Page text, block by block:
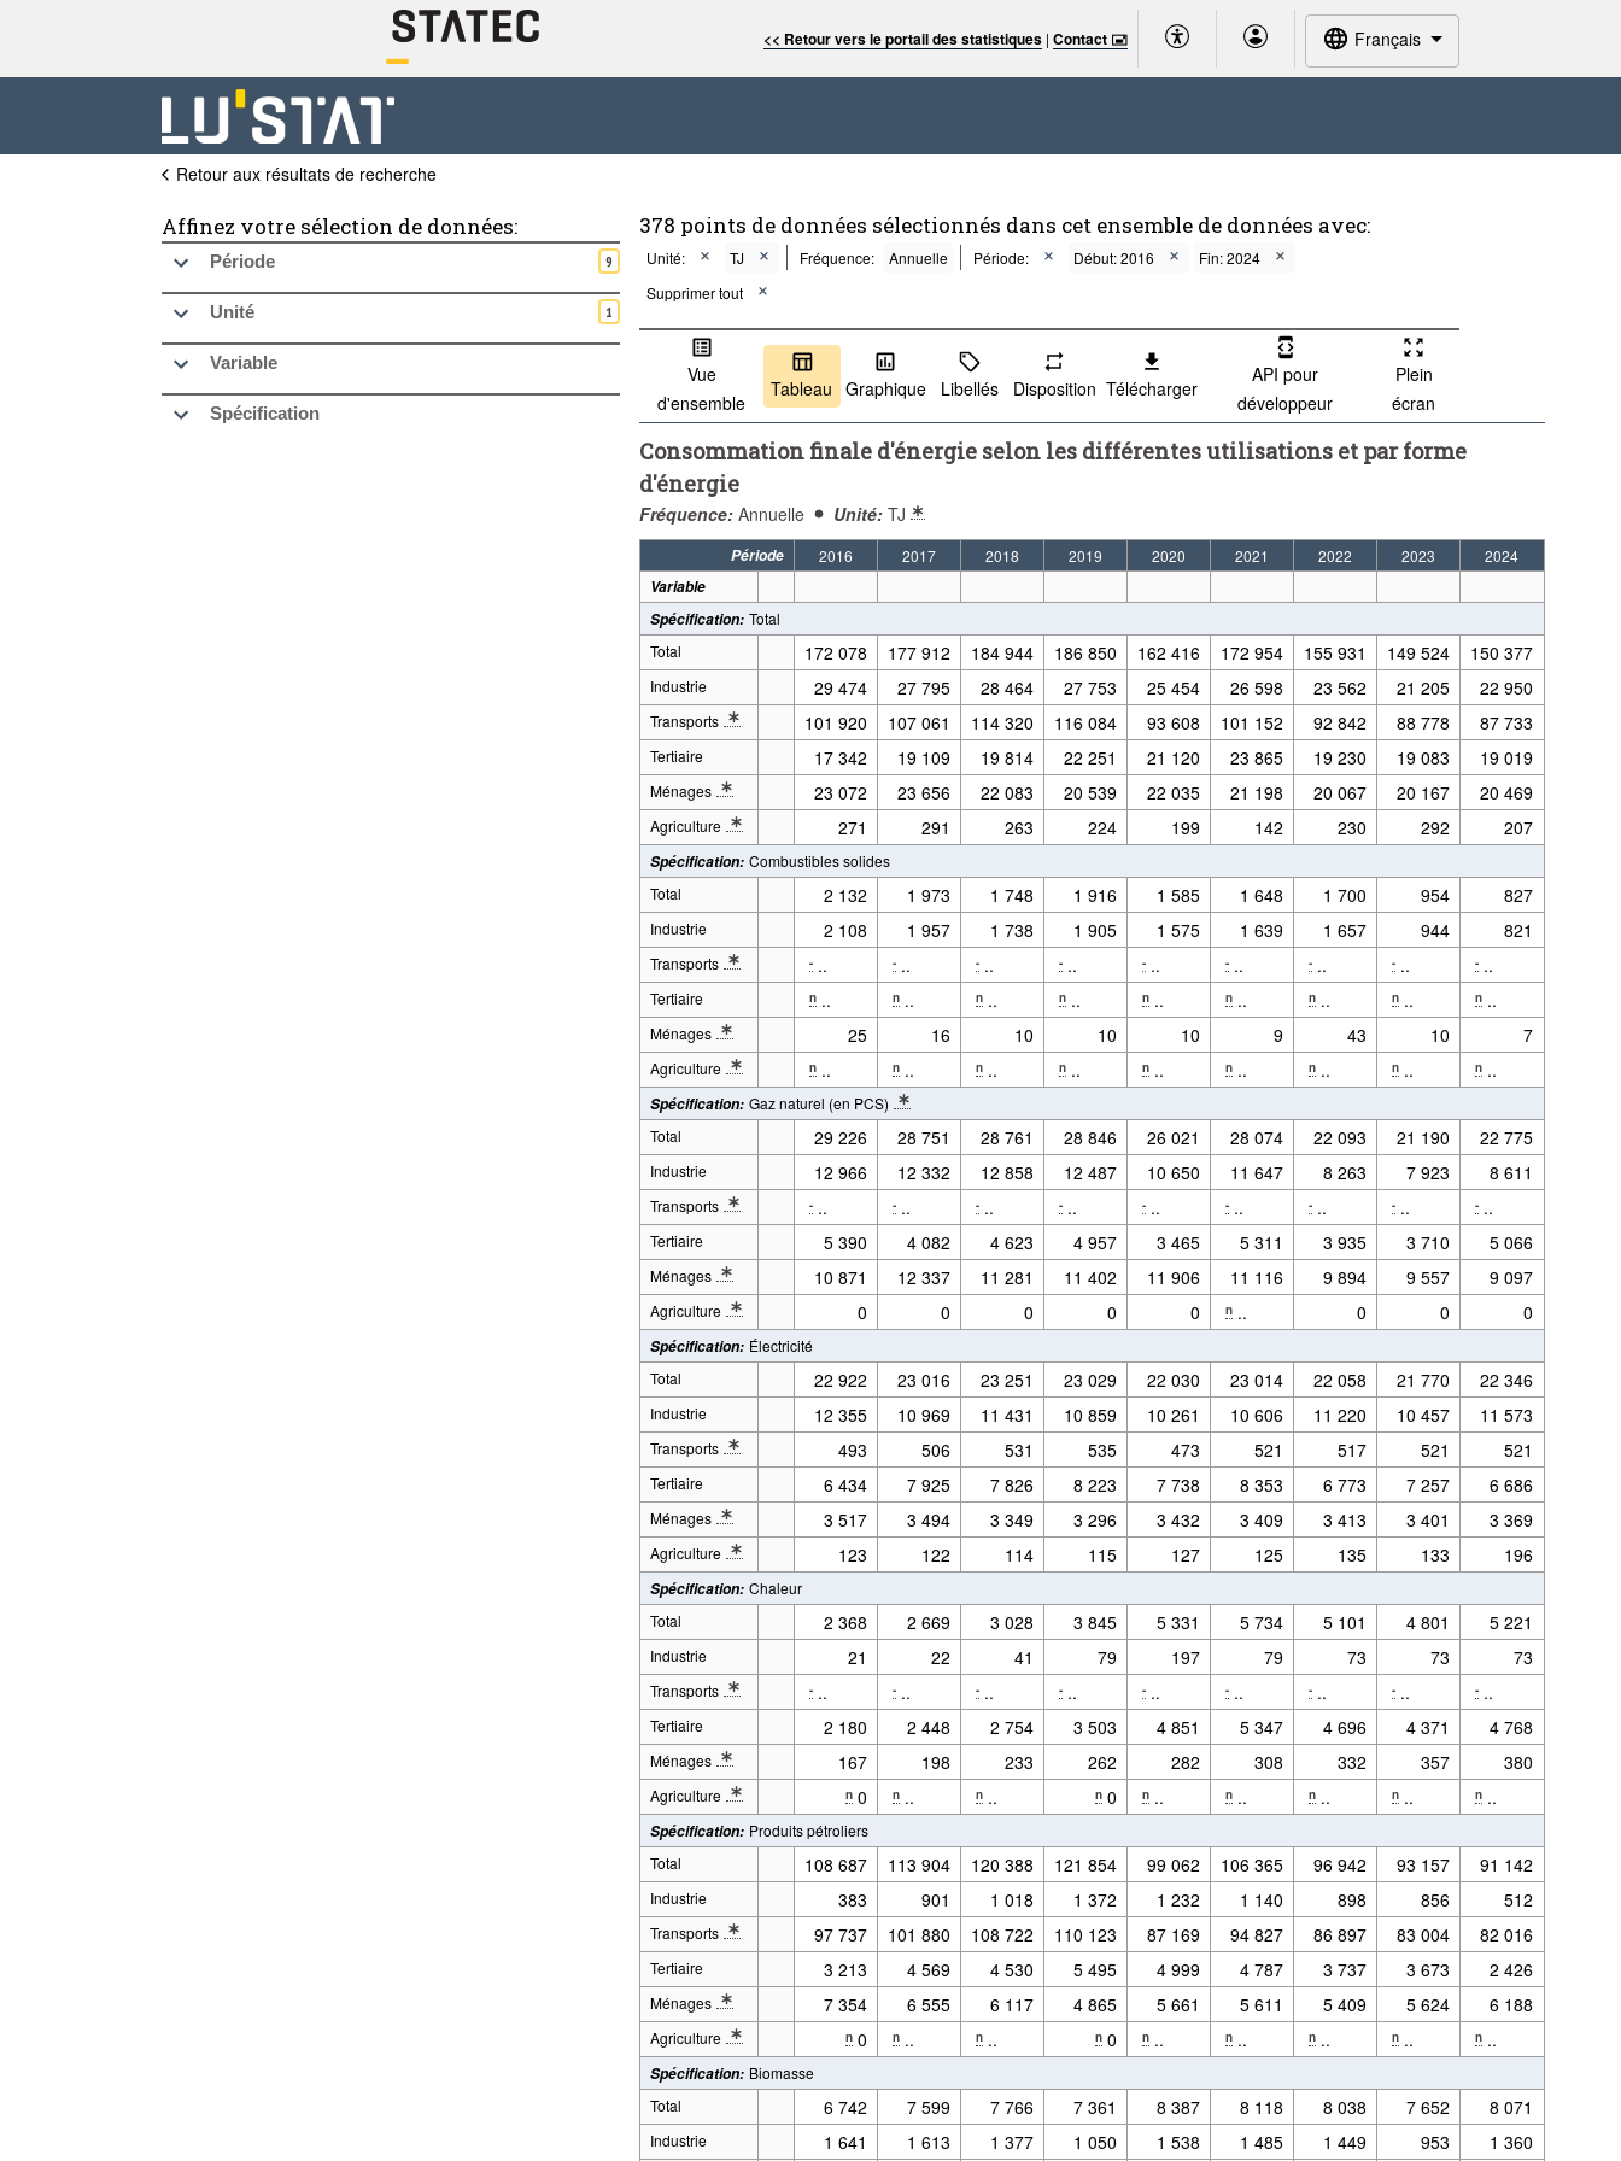
<< Retour vers le portail des statistiques |Contact 🖃 Français
Retour aux résultats de recherche
Affinez votre sélection de données:
Période 9
Unité 1
Variable
Spécification
378 points de données sélectionnés dans cet ensemble de données avec:
Unité: TJ Fréquence: Annuelle Période: Début: 2016
Fin: 2024
Supprimer tout
Vue
d'ensemble
Tableau Graphique Libellés Disposition Télécharger
API pour
développeur
Plein
écran
Consommation finale d'énergie selon les différentes utilisations et par forme
d'énergie
Fréquence: Annuelle Unité: TJ
Période 2016 2017 2018 2019 2020 2021 2022 2023
2024
Variable
Spécification: Total
Total
172 078 177 912 184 944 186 850 162 416 172 954 155 931 149 524 150 377
Industrie 29 474 27 795 28 464 27 753 25 454 26 598 23 562 21 205 22 950
Transports
* Note Variable 2: Y compris les ventes aux non-résidents (transit routier, tourisme à la pompe,…).
101 920 107 061 114 320 116 084 93 608 101 152 92 842 88 778 87 733
Tertiaire 17 342 19 109 19 814 22 251 21 120 23 865 19 230 19 083 19 019
Ménages
* Note Variable 2: Définitions: Ménage
23 072 23 656 22 083 20 539 22 035 21 198 20 067 20 167 20 469
Agriculture
* Note Variable 2: La distinction entre les produits pétroliers pour chauffage et pour transport n'est actuellement pas réalisable, ils ont été placé dans
271 291 263 224 199 142 230 292 207
Spécification: Combustibles solides
Total
2 132 1 973 1 748 1 916 1 585 1 648 1 700 954 827
Industrie 2 108 1 957 1 738 1 905 1 575 1 639 1 657 944 821
Transports
* Note Variable 2: Y compris les ventes aux non-résidents (transit routier, tourisme à la pompe,…).
- .. - .. - .. - .. - .. - .. - .. - .. - ..
Tertiaire n .. n .. n .. n .. n .. n .. n .. n .. n ..
Ménages
* Note Variable 2: Définitions: Ménage
25 16 10 10 10 9 43 10 7
Agriculture
* Note Variable 2: La distinction entre les produits pétroliers pour chauffage et pour transport n'est actuellement pas réalisable, ils ont été placé dans
n .. n .. n .. n .. n .. n .. n .. n .. n ..
Spécification: Gaz naturel (en PCS)
* Note spécification 2: PCS: Puissance calorifique supérieur. Définitions: Gaz naturel
Total
29 226 28 751 28 761 28 846 26 021 28 074 22 093 21 190 22 775
Industrie 12 966 12 332 12 858 12 487 10 650 11 647 8 263 7 923 8 611
Transports
* Note Variable 2: Y compris les ventes aux non-résidents (transit routier, tourisme à la pompe,…).
- .. - .. - .. - .. - .. - .. - .. - .. - ..
Tertiaire 5 390 4 082 4 623 4 957 3 465 5 311 3 935 3 710 5 066
Ménages
* Note Variable 2: Définitions: Ménage
10 871 12 337 11 281 11 402 11 906 11 116 9 894 9 557 9 097
Agriculture
* Note Variable 2: La distinction entre les produits pétroliers pour chauffage et pour transport n'est actuellement pas réalisable, ils ont été placé dans
0 0 0 0 0 n .. 0 0 0
Spécification: Électricité
Total
22 922 23 016 23 251 23 029 22 030 23 014 22 058 21 770 22 346
Industrie 12 355 10 969 11 431 10 859 10 261 10 606 11 220 10 457 11 573
Transports
* Note Variable 2: Y compris les ventes aux non-résidents (transit routier, tourisme à la pompe,…).
493 506 531 535 473 521 517 521 521
Tertiaire 6 434 7 925 7 826 8 223 7 738 8 353 6 773 7 257 6 686
Ménages
* Note Variable 2: Définitions: Ménage
3 517 3 494 3 349 3 296 3 432 3 409 3 413 3 401 3 369
Agriculture
* Note Variable 2: La distinction entre les produits pétroliers pour chauffage et pour transport n'est actuellement pas réalisable, ils ont été placé dans
123 122 114 115 127 125 135 133 196
Spécification: Chaleur
Total
2 368 2 669 3 028 3 845 5 331 5 734 5 101 4 801 5 221
Industrie 21 22 41 79 197 79 73 73 73
Transports
* Note Variable 2: Y compris les ventes aux non-résidents (transit routier, tourisme à la pompe,…).
- .. - .. - .. - .. - .. - .. - .. - .. - ..
Tertiaire 2 180 2 448 2 754 3 503 4 851 5 347 4 696 4 371 4 768
Ménages
* Note Variable 2: Définitions: Ménage
167 198 233 262 282 308 332 357 380
Agriculture
* Note Variable 2: La distinction entre les produits pétroliers pour chauffage et pour transport n'est actuellement pas réalisable, ils ont été placé dans
n 0 n .. n .. n 0 n .. n .. n .. n .. n ..
Spécification: Produits pétroliers
Total
108 687 113 904 120 388 121 854 99 062 106 365 96 942 93 157 91 142
Industrie 383 901 1 018 1 372 1 232 1 140 898 856 512
Transports
* Note Variable 2: Y compris les ventes aux non-résidents (transit routier, tourisme à la pompe,…).
97 737 101 880 108 722 110 123 87 169 94 827 86 897 83 004 82 016
Tertiaire 3 213 4 569 4 530 5 495 4 999 4 787 3 737 3 673 2 426
Ménages
* Note Variable 2: Définitions: Ménage
7 354 6 555 6 117 4 865 5 661 5 611 5 409 5 624 6 188
Agriculture
* Note Variable 2: La distinction entre les produits pétroliers pour chauffage et pour transport n'est actuellement pas réalisable, ils ont été placé dans
n 0 n .. n .. n 0 n .. n .. n .. n .. n ..
Spécification: Biomasse
Total
6 742 7 599 7 766 7 361 8 387 8 118 8 038 7 652 8 071
Industrie 1 641 1 613 1 377 1 050 1 538 1 485 1 449 953 1 360